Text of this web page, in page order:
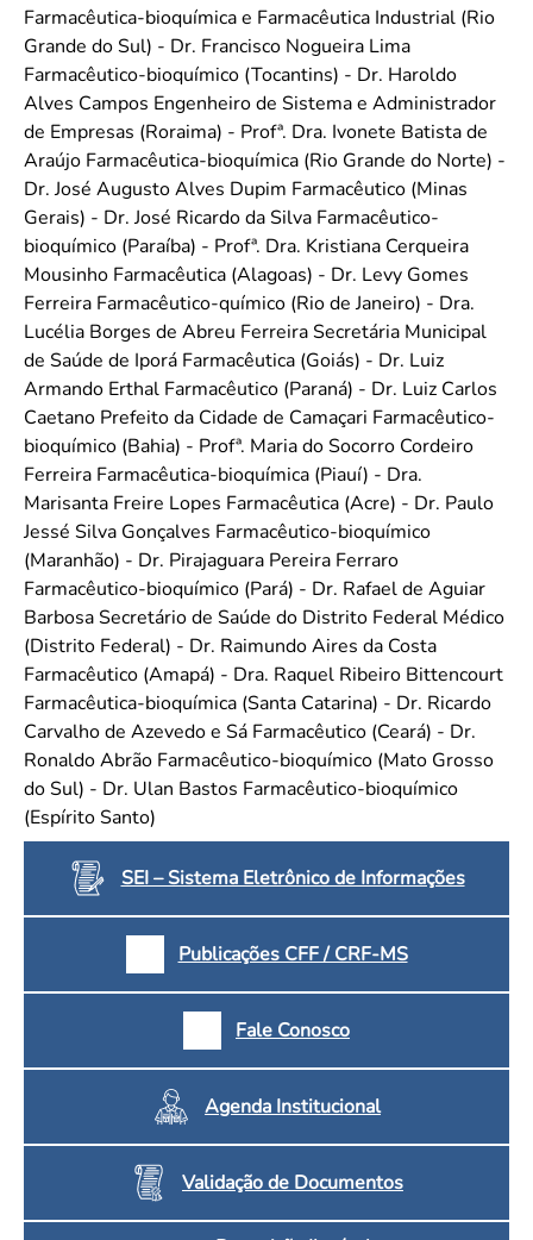
Farmacêutica-bioquímica e Farmacêutica Industrial (Rio
Grande do Sul) - Dr. Francisco Nogueira Lima
Farmacêutico-bioquímico (Tocantins) - Dr. Haroldo
Alves Campos Engenheiro de Sistema e Administrador
de Empresas (Roraima) - Profª. Dra. Ivonete Batista de
Araújo Farmacêutica-bioquímica (Rio Grande do Norte) -
Dr. José Augusto Alves Dupim Farmacêutico (Minas
Gerais) - Dr. José Ricardo da Silva Farmacêutico-
bioquímico (Paraíba) - Profª. Dra. Kristiana Cerqueira
Mousinho Farmacêutica (Alagoas) - Dr. Levy Gomes
Ferreira Farmacêutico-químico (Rio de Janeiro) - Dra.
Lucélia Borges de Abreu Ferreira Secretária Municipal
de Saúde de Iporá Farmacêutica (Goiás) - Dr. Luiz
Armando Erthal Farmacêutico (Paraná) - Dr. Luiz Carlos
Caetano Prefeito da Cidade de Camaçari Farmacêutico-
bioquímico (Bahia) - Profª. Maria do Socorro Cordeiro
Ferreira Farmacêutica-bioquímica (Piauí) - Dra.
Marisanta Freire Lopes Farmacêutica (Acre) - Dr. Paulo
Jessé Silva Gonçalves Farmacêutico-bioquímico
(Maranhão) - Dr. Pirajaguara Pereira Ferraro
Farmacêutico-bioquímico (Pará) - Dr. Rafael de Aguiar
Barbosa Secretário de Saúde do Distrito Federal Médico
(Distrito Federal) - Dr. Raimundo Aires da Costa
Farmacêutico (Amapá) - Dra. Raquel Ribeiro Bittencourt
Farmacêutica-bioquímica (Santa Catarina) - Dr. Ricardo
Carvalho de Azevedo e Sá Farmacêutico (Ceará) - Dr.
Ronaldo Abrão Farmacêutico-bioquímico (Mato Grosso
do Sul) - Dr. Ulan Bastos Farmacêutico-bioquímico
(Espírito Santo)
SEI – Sistema Eletrônico de Informações
Publicações CFF / CRF-MS
Fale Conosco
Agenda Institucional
Validação de Documentos